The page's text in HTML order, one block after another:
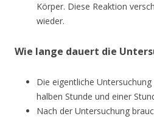
Körper. Diese Reaktion
wieder.
Wie lange dauert die
Die eigentliche
halben Stunde und einer
Nach der Untersuchung